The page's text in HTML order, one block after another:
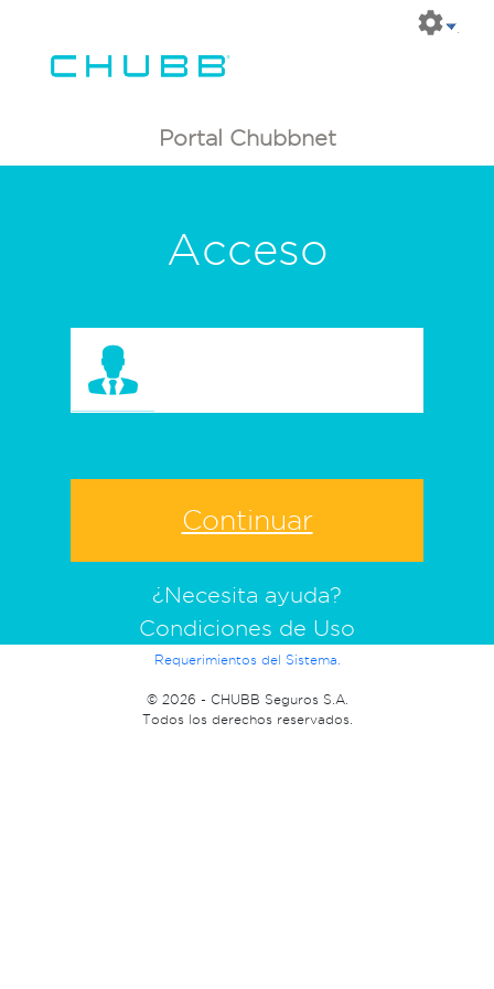
Portal Chubbnet
Acceso
¿Necesita ayuda?
Condiciones de Uso
Requerimientos del Sistema.
© 2026 - CHUBB Seguros S.A.
Todos los derechos reservados.